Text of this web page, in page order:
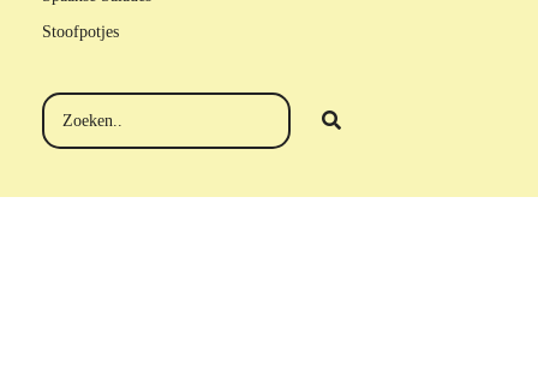
Stoofpotjes